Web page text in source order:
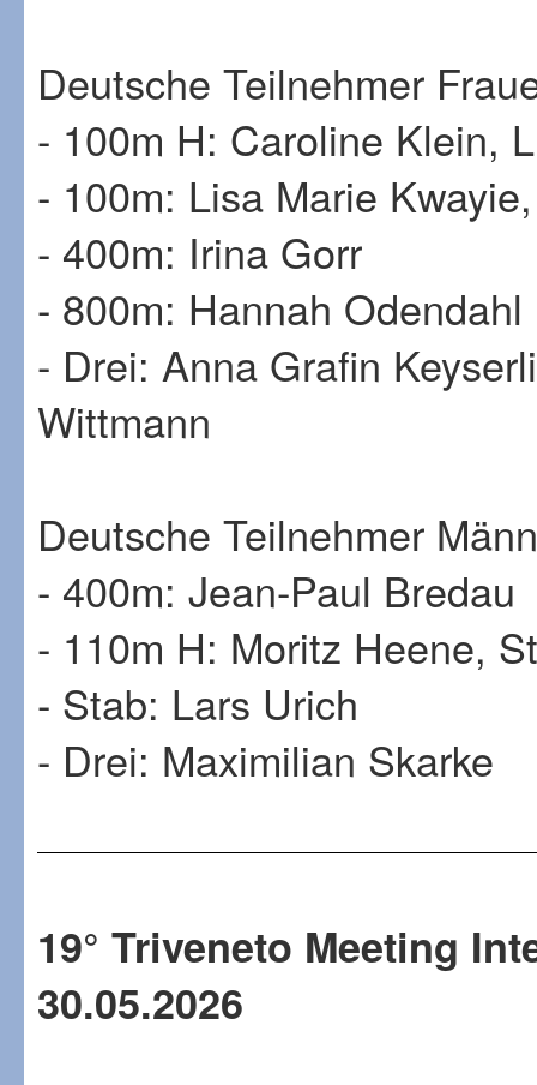
Deutsche Teilnehmer
- 100m H: Caroline Klein,
- 100m: Lisa Marie
- 400m: Irina Gorr
- 800m: Hannah Odendahl
- Drei: Anna Grafin
Wittmann
Deutsche Teilnehmer
- 400m: Jean-Paul Bredau
- 110m H: Moritz Heene,
- Stab: Lars Urich
- Drei: Maximilian Skarke
19° Triveneto Meeting
30.05.2026